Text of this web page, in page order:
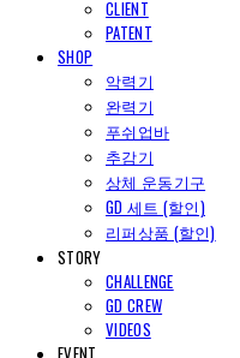
CLIENT
PATENT
SHOP
악력기
완력기
푸쉬업바
추감기
상체 운동기구
GD 세트 (할인)
리퍼상품 (할인)
STORY
CHALLENGE
GD CREW
VIDEOS
EVENT